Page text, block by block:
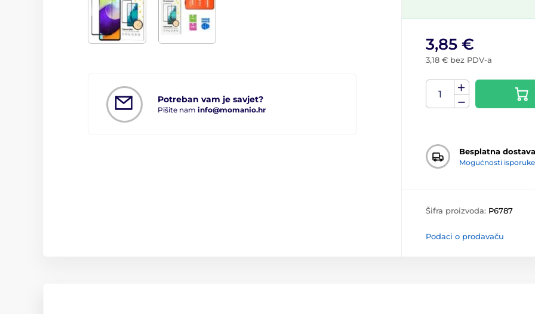
Potreban vam je savjet?
Pišite nam info@momanio.hr
3,85 €
3,18 € bez PDV-a
Besplatna dostava
Mogućnosti isporuke
Šifra proizvoda: P6787
Podaci o prodavaču